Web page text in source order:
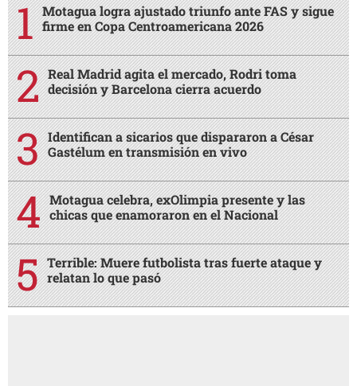
Motagua logra ajustado triunfo ante FAS y sigue
firme en Copa Centroamericana 2026
Real Madrid agita el mercado, Rodri toma
decisión y Barcelona cierra acuerdo
Identifican a sicarios que dispararon a César
Gastélum en transmisión en vivo
Motagua celebra, exOlimpia presente y las
chicas que enamoraron en el Nacional
Terrible: Muere futbolista tras fuerte ataque y
relatan lo que pasó